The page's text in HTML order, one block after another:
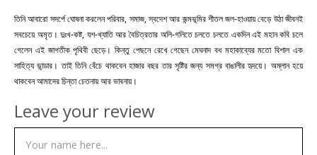
তিনি আবারো সদর্পে ঘোষনা করলেন পরিবার, সমাজ, স্বদেশ আর জন্মভূমির শীতল জল-হাওয়ায় বেড়ে উঠা জীবনই
সবচেয়ে অমৃত। দুঃখ-কষ্ট, যশ-খ্যাতি আর বৈচিত্রতার অলি-গলিতে চলতে চলতে একদিন এই মহান কবি চলে
গেলেন এই জাগতীক পৃথিবী ছেড়ে। কিন্তু পেছনে রেখে গেছেন মেঘনাদ বধ মহাকাব্যের মতো বিশাল এক
সাহিত্য ভান্ডার। তাই তিনি বেঁচে থাকবেন হাজার বছর তার সৃষ্টির জন্য সমগ্র বাঙালীর হৃদয়ে। অম্লান হয়ে
থাকবেন আমাদের চিন্তা চেতনায় আর ভাবনায়।
Leave your review